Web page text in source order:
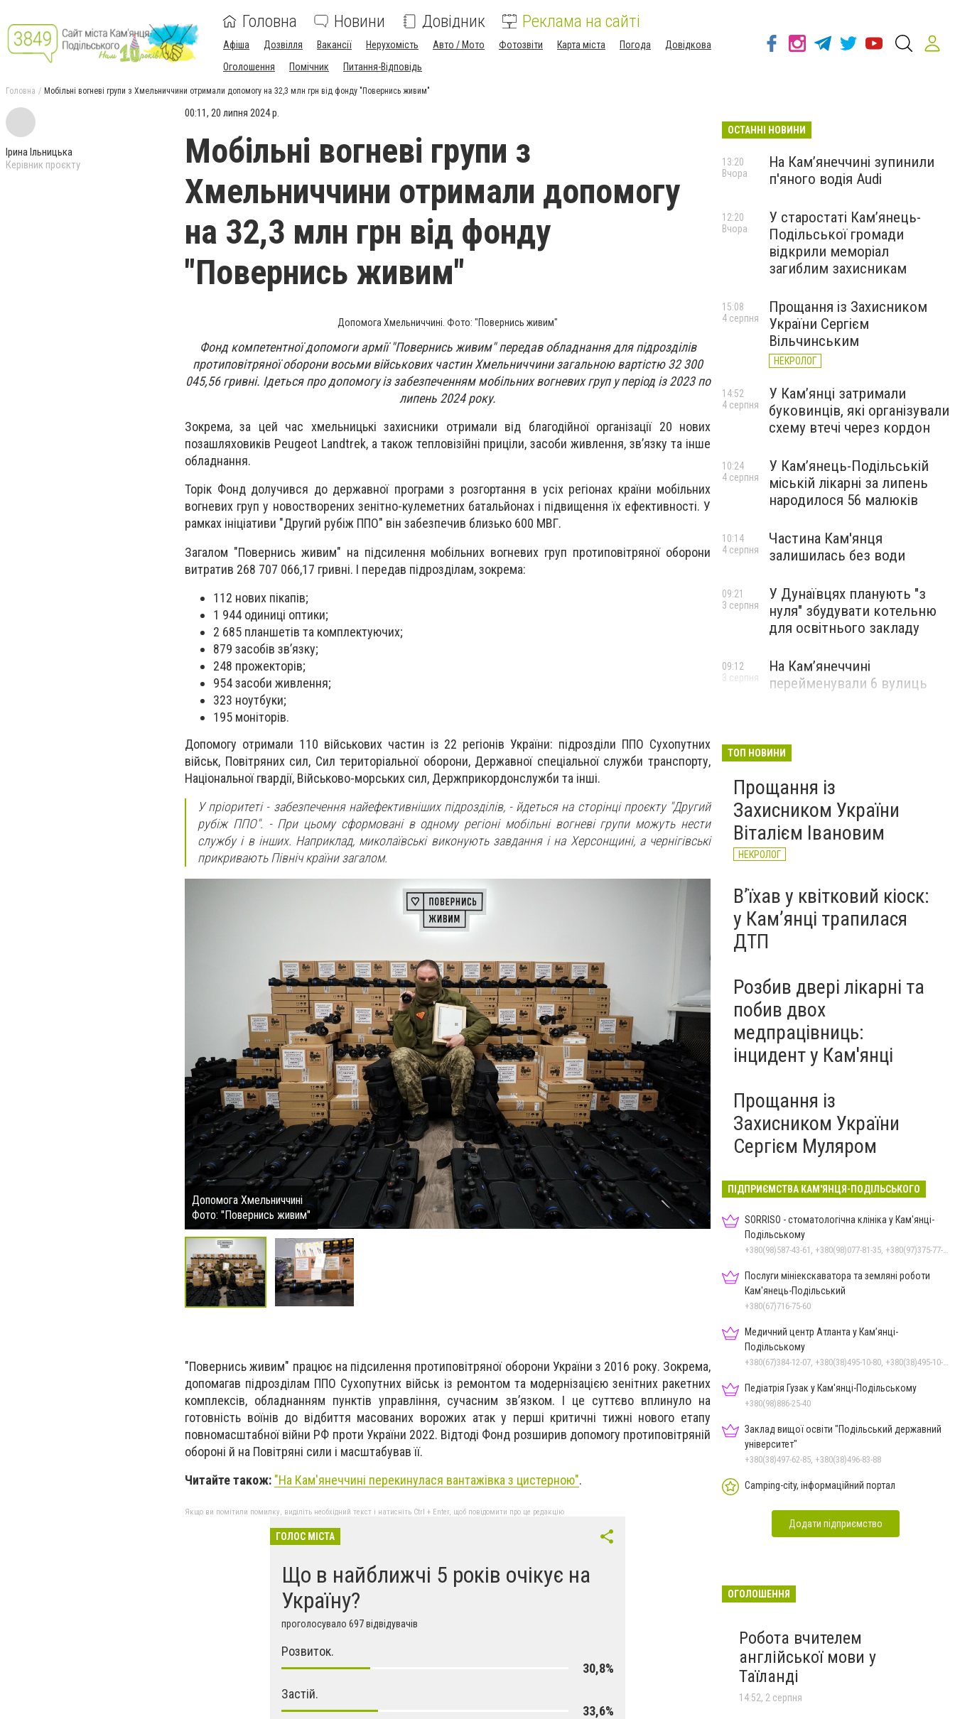
Головна Новини Довідник Реклама на сайті
Афіша Дозвілля Вакансії Нерухомість Авто / Мото Фотозвіти Карта міста Погода
Довідкова
Оголошення
Помічник Питання-Відповідь
Головна Мобільні вогневі групи з Хмельниччини отримали допомогу на 32,3 млн грн від фонду "Повернись живим"
Ірина Ільницька
Керівник проєкту
00:11, 20 липня 2024 р.
Мобільні вогневі групи з
Хмельниччини отримали допомогу
на 32,3 млн грн від фонду
"Повернись живим"
Допомога Хмельниччині. Фото: "Повернись живим"
Фонд компетентної допомоги армії "Повернись живим" передав обладнання для підрозділів
протиповітряної оборони восьми військових частин Хмельниччини загальною вартістю 32 300
045,56 гривні. Ідеться про допомогу із забезпеченням мобільних вогневих груп у період із 2023 по
липень 2024 року.
Зокрема, за цей час хмельницькі захисники отримали від благодійної організації 20 нових
позашляховиків Peugeot Landtrek, а також тепловізійні приціли, засоби живлення, зв’язку та інше
обладнання.
Торік Фонд долучився до державної програми з розгортання в усіх регіонах країни мобільних
вогневих груп у новостворених зенітно-кулеметних батальйонах і підвищення їх ефективності. У
рамках ініціативи "Другий рубіж ППО" він забезпечив близько 600 МВГ.
Загалом "Повернись живим" на підсилення мобільних вогневих груп протиповітряної оборони
витратив 268 707 066,17 гривні. І передав підрозділам, зокрема:
112 нових пікапів;
1 944 одиниці оптики;
2 685 планшетів та комплектуючих;
879 засобів зв’язку;
248 прожекторів;
954 засоби живлення;
323 ноутбуки;
195 моніторів.
Допомогу отримали 110 військових частин із 22 регіонів України: підрозділи ППО Сухопутних
військ, Повітряних сил, Сил територіальної оборони, Державної спеціальної служби транспорту,
Національної гвардії, Військово-морських сил, Держприкордонслужби та інші.
У пріоритеті - забезпечення найефективніших підрозділів, - йдеться на сторінці проєкту "Другий
рубіж ППО". - При цьому сформовані в одному регіоні мобільні вогневі групи можуть нести
службу і в інших. Наприклад, миколаївські виконують завдання і на Херсонщині, а чернігівські
прикривають Північ країни загалом.
Допомога Хмельниччині
Фото: "Повернись живим"
Допомога Хмельниччині
Фото: "Повернись живим"
"Повернись живим" працює на підсилення протиповітряної оборони України з 2016 року. Зокрема,
допомагав підрозділам ППО Сухопутних військ із ремонтом та модернізацією зенітних ракетних
комплексів, обладнанням пунктів управління, сучасним зв’язком. І це суттєво вплинуло на
готовність воїнів до відбиття масованих ворожих атак у перші критичні тижні нового етапу
повномасштабної війни РФ проти України 2022. Відтоді Фонд розширив допомогу протиповітряній
обороні й на Повітряні сили і масштабував її.
Читайте також: "На Кам'янеччині перекинулася вантажівка з цистерною".
Якщо ви помітили помилку, виділіть необхідний текст і натисніть Ctrl + Enter, щоб повідомити про це редакцію
ГОЛОС МІСТА
Що в найближчі 5 років очікує на
Україну?
проголосувало 697 відвідувачів
Розвиток.
30,8%
Застій.
33,6%
ОСТАННІ НОВИНИ
На Камʼянеччині зупинили
п'яного водія Audi
13:20
Вчора
У старостаті Кам’янець-
Подільської громади
відкрили меморіал
загиблим захисникам
12:20
Вчора
Прощання із Захисником
України Сергієм
Вільчинським
НЕКРОЛОГ
15:08
4 серпня
У Кам’янці затримали
буковинців, які організували
схему втечі через кордон
14:52
4 серпня
У Кам’янець-Подільській
міській лікарні за липень
народилося 56 малюків
10:24
4 серпня
Частина Кам'янця
залишилась без води
10:14
4 серпня
У Дунаївцях планують "з
нуля" збудувати котельню
для освітнього закладу
09:21
3 серпня
На Камʼянеччині
перейменували 6 вулиць
09:12
3 серпня
ТОП НОВИНИ
Прощання із
Захисником України
Віталієм Івановим
НЕКРОЛОГ
Вʼїхав у квітковий кіоск:
у Камʼянці трапилася
ДТП
Розбив двері лікарні та
побив двох
медпрацівниць:
інцидент у Кам'янці
Прощання із
Захисником України
Сергієм Муляром
ПІДПРИЄМСТВА КАМ'ЯНЦЯ-ПОДІЛЬСЬКОГО
SORRISO - стоматологічна клініка у Кам'янці-
Подільському
+380(98)587-43-61, +380(98)077-81-35, +380(97)375-77-72, +380(97)982-31-07
Послуги мініекскаватора та земляні роботи
Кам'янець-Подільський
+380(67)716-75-60
Медичний центр Атланта у Кам’янці-
Подільському
+380(67)384-12-07, +380(38)495-10-80, +380(38)495-10-70
Педіатрія Гузак у Кам'янці-Подільському
+380(98)886-25-40
Заклад вищої освіти "Подільський державний
університет"
+380(38)497-62-85, +380(38)496-83-88
Camping-city, інформаційний портал
Додати підприємство
ОГОЛОШЕННЯ
Робота вчителем
англійської мови у
Таїланді
14:52, 2 серпня